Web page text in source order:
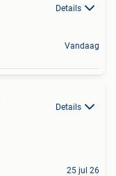
Details
Vandaag
Details
25 jul 26